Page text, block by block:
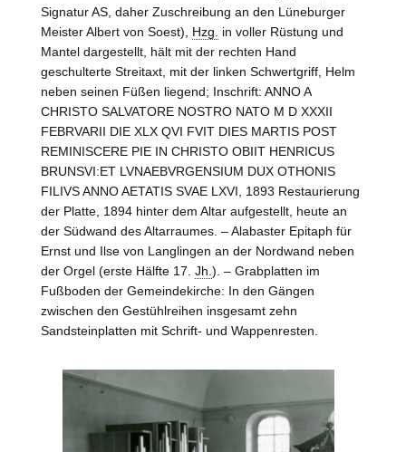
Signatur AS, daher Zuschreibung an den Lüneburger
Meister Albert von Soest), Hzg.
in voller Rüstung und
Mantel dargestellt, hält mit der rechten Hand
geschulterte Streitaxt, mit der linken Schwertgriff, Helm
neben seinen Füßen liegend; Inschrift: ANNO A
CHRISTO SALVATORE NOSTRO NATO M D XXXII
FEBRVARII DIE XLX QVI FVIT DIES MARTIS POST
REMINISCERE PIE IN CHRISTO OBIIT HENRICUS
BRUNSVI:ET LVNAEBVRGENSIUM DUX OTHONIS
FILIVS ANNO AETATIS SVAE LXVI, 1893 Restaurierung
der Platte, 1894 hinter dem Altar aufgestellt, heute an
der Südwand des Altarraumes. – Alabaster Epitaph für
Ernst und Ilse von Langlingen an der Nordwand neben
der Orgel (erste Hälfte 17. Jh. ). – Grabplatten im
Fußboden der Gemeindekirche: In den Gängen
zwischen den Gestühlreihen insgesamt zehn
Sandsteinplatten mit Schrift- und Wappenresten.